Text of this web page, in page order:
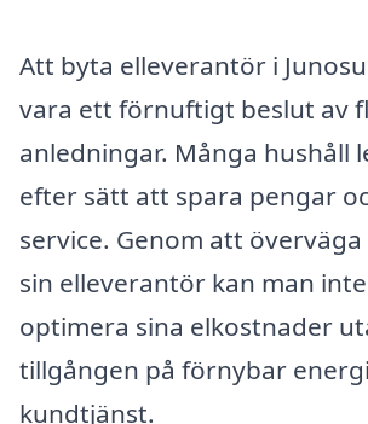
Att byta elleverantör i
vara ett förnuftigt beslut av
anledningar. Många hushåll
efter sätt att spara pengar
service. Genom att
sin elleverantör kan man
optimera sina elkostnader
tillgången på förnybar
kundtjänst.